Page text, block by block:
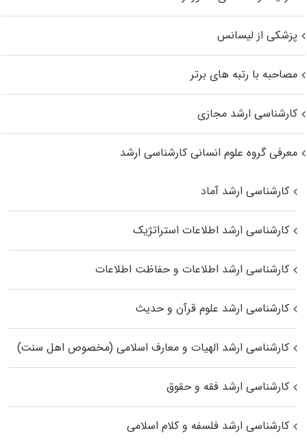
پزشکی از لیسانس
مصاحبه با رتبه های برتر
کارشناسی ارشد مجازی
معرفی گروه علوم انسانی کارشناسی ارشد
کارشناسی ارشد آماد
کارشناسی ارشد اطلاعات استراتژیک
کارشناسی ارشد اطلاعات و حفاظت اطلاعات
کارشناسی ارشد علوم قرآن و حدیث
کارشناسی ارشد الهیات و معارف اسلامی (مخصوص اهل سنت)
کارشناسی ارشد فقه و حقوق
کارشناسی ارشد فلسفه و کلام اسلامی